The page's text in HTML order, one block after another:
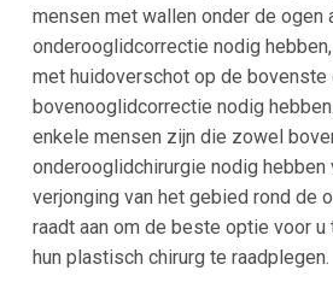
mensen met wallen onder de ogen
onderooglidcorrectie nodig
met huidoverschot op de bovenste
bovenooglidcorrectie nodig
enkele mensen zijn die zowel
onderooglidchirurgie nodig
verjonging van het gebied rond de
raadt aan om de beste optie voor u
hun plastisch chirurg te raadplegen.